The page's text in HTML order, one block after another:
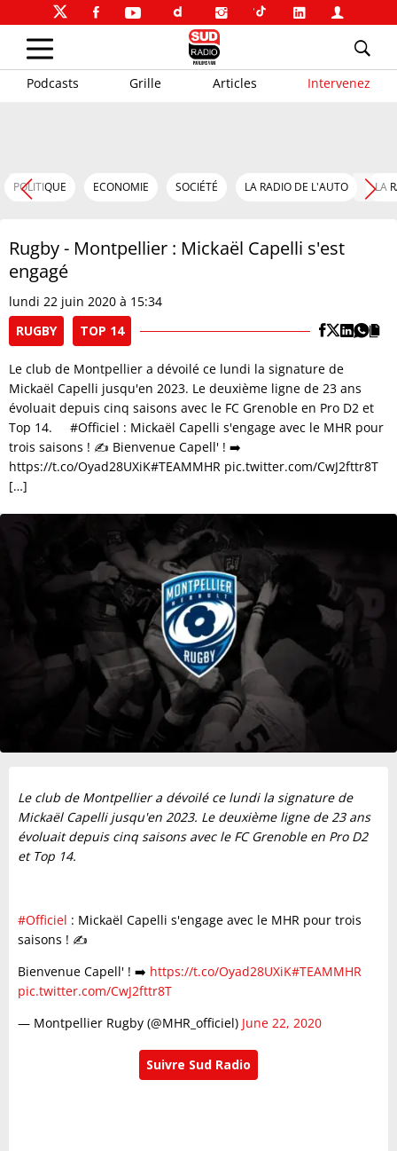
Podcasts Grille Articles Intervenez
POLITIQUE ECONOMIE SOCIÉTÉ LA RADIO DE L'AUTO LA
Rugby - Montpellier : Mickaël Capelli s'est
engagé
lundi 22 juin 2020 à 15:34
RUGBY
TOP 14
Le club de Montpellier a dévoilé ce lundi la signature de
Mickaël Capelli jusqu'en 2023. Le deuxième ligne de 23 ans
évoluait depuis cinq saisons avec le FC Grenoble en Pro D2 et
Top 14. #Officiel : Mickaël Capelli s'engage avec le MHR pour
trois saisons ! ✍️ Bienvenue Capell' ! ➡️
https://t.co/Oyad28UXiK#TEAMMHR pic.twitter.com/CwJ2fttr8T
[…]
Le club de Montpellier a dévoilé ce lundi la signature de
Mickaël Capelli jusqu'en 2023. Le deuxième ligne de 23 ans
évoluait depuis cinq saisons avec le FC Grenoble en Pro D2
et Top 14.
#Officiel : Mickaël Capelli s'engage avec le MHR pour trois
saisons ! ✍️
Bienvenue Capell' ! ➡️ https://t.co/Oyad28UXiK#TEAMMHR
pic.twitter.com/CwJ2fttr8T
— Montpellier Rugby (@MHR_officiel) June 22, 2020
Suivre Sud Radio